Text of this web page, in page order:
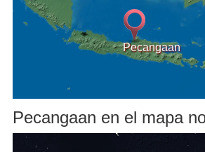
Pecangaan
Pecangaan en el mapa